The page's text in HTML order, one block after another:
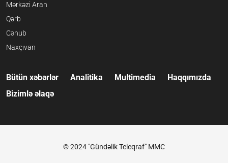
Mərkəzi Aran
Qərb
Cənub
Naxçıvan
Bütün xəbərlər Analitika Multimedia
Haqqımızda
Bizimlə əlaqə
© 2024 "Gündəlik Teleqraf" MMC